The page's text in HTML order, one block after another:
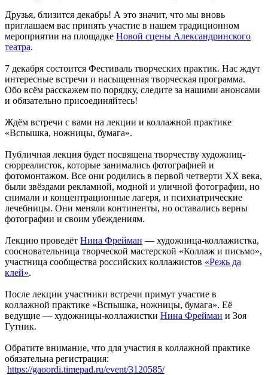
Друзья, близится декабрь! А это значит, что мы вновь
приглашаем вас принять участие в нашем традиционном
мероприятии на площадке Новой сцены Александринского
театра.
7 декабря состоится Фестиваль творческих практик. Нас ждут
интересные встречи и насыщенная творческая программа.
Обо всём расскажем по порядку, следите за нашими анонсами
и обязательно присоединяйтесь!
Ждём встречи с вами на лекции и коллажной практике
«Вспышка, ножницы, бумага».
Публичная лекция будет посвящена творчеству художниц-
сюрреалисток, которые занимались фотографией и
фотомонтажом. Все они родились в первой четверти ХХ века,
были звёздами рекламной, модной и уличной фотографии, но
снимали и концентрационные лагеря, и психиатрические
лечебницы. Они меняли континенты, но оставались верны
фотографии и своим убеждениям.
Лекцию проведёт Нина Фрейман — художница-коллажистка,
соосновательница творческой мастерской «Коллаж и письмо»,
участница сообщества российских коллажистов «Режь да
клей».
После лекции участники встречи примут участие в
коллажной практике «Вспышка, ножницы, бумага». Её
ведущие — художницы-коллажистки Нина Фрейман и Зоя
Гутник.
Обратите внимание, что для участия в коллажной практике
обязательна регистрация:
https://gaoordi.timepad.ru/event/3120585/